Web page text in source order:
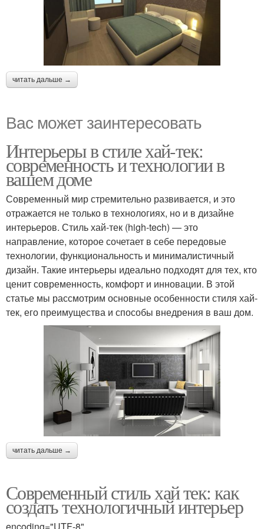
читать дальше →
Вас может заинтересовать
Интерьеры в стиле хай-тек:
современность и технологии в
вашем доме
Современный мир стремительно развивается, и это
отражается не только в технологиях, но и в дизайне
интерьеров. Стиль хай-тек (high-tech) — это
направление, которое сочетает в себе передовые
технологии, функциональность и минималистичный
дизайн. Такие интерьеры идеально подходят для тех, кто
ценит современность, комфорт и инновации. В этой
статье мы рассмотрим основные особенности стиля хай-
тек, его преимущества и способы внедрения в ваш дом.
читать дальше →
Современный стиль хай тек: как
создать технологичный интерьер